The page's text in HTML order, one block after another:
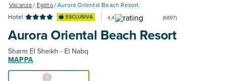
Vacanze/ Egitto/Aurora Oriental Beach Resort
Hotel
ESCLUSIVA 4,4 (6897)
Aurora Oriental Beach Resort
Sharm El Sheikh - El Nabq
MAPPA